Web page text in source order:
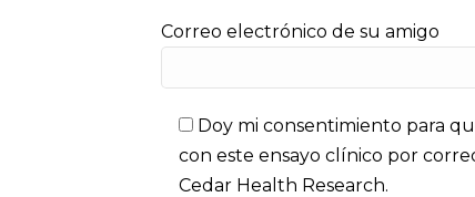
Correo electrónico de su amigo
Doy mi consentimiento para
con este ensayo clínico por
Cedar Health Research.